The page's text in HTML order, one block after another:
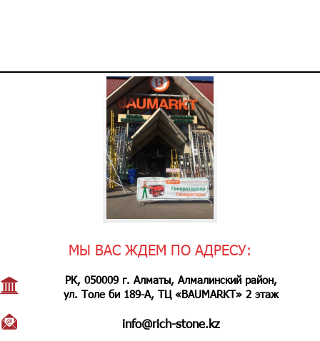
МЫ ВАС ЖДЕМ ПО АДРЕСУ:
РК, 050009 г. Алматы, Алмалинский район,
ул. Толе би 189-А, ТЦ «BAUMARKT» 2 этаж
info@rich-stone.kz